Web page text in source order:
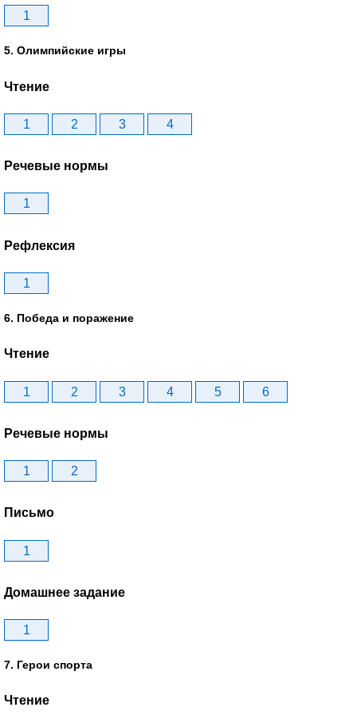
1
5. Олимпийские игры
Чтение
1 2 3 4
Речевые нормы
1
Рефлексия
1
6. Победа и поражение
Чтение
1 2 3 4 5 6
Речевые нормы
1 2
Письмо
1
Домашнее задание
1
7. Герои спорта
Чтение